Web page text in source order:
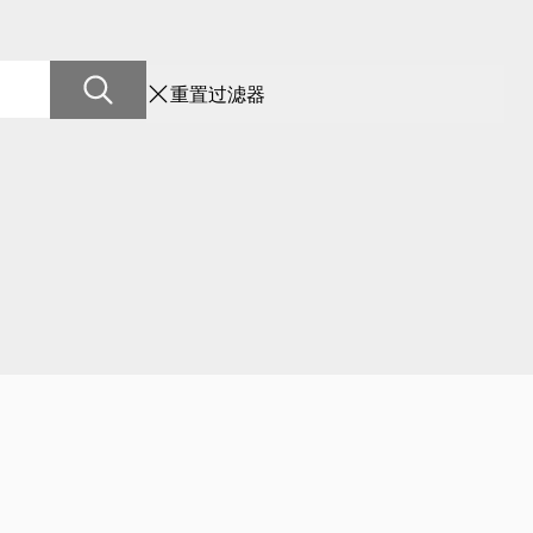
重置过滤器